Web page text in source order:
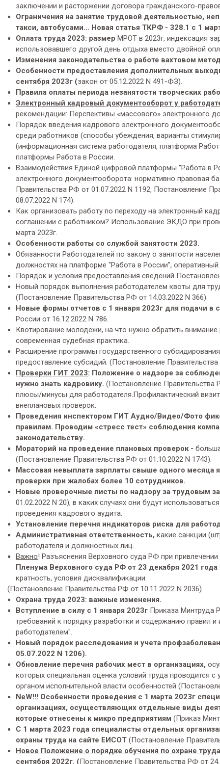
заключении и расторжении договора гражданского-
Ограничения на занятие трудовой деятельностью,
такси, автобусами… Новая статья ТКРФ - 328.1 с 1
Оплата труда 2023: размер МРОТ в 2023г, индексация
использовавшего другой день отдыха вместо двойной
Изменения законодательства о работе вахтовом
Особенности предоставления дополнительных
сентября 2023г (закон от 05.12.2022 N 491-ФЗ).
Правила оплаты периода незанятости творческих
Электронный кадровый документооборот у
рекомендации: Перспективы «массового» электронного
Порядок введения кадрового электронного
среди работников (способы убеждения, варианты
(информационная система работодателя, платформа
платформы Работа в России.
Взаимодействия Единой цифровой платформы "Работа в
электронного документооборота: нормативно правовая
Правительства РФ от 01.07.2022 N 1192, Постановление
08.07.2022 N 174).
Как организовать работу по переходу на электронный
cоглашении с работником? Использование ЭКДО при
марта 2023г.
Особенности работы со службой занятости 2023.
Обязанности Работодателей по закону о занятости
должностях на платформе "Работа в России",
Порядок и условия предоставления сведений
Новый порядок выполнения работодателем квоты для
(Постановление Правительства РФ от 14.03.2022 N 366).
Новые формы отчетов с 1 января 2023г для подачи в
России от 16.12.2022 N 786.
Квотирование молодежи, на что нужно обратить
современная судебная практика.
Расширение программы государственного
предоставление субсидий. (Постановление
Проверки ГИТ 2023: Положение о надзоре за
нужно знать кадровику. (Постановление Правительства
плюсы/минусы для работодателя.Профилактический
внеплановых проверок.
Проведения инспектором ГИТ Аудио/Видео/Фото
правилам. Проводим «стресс тест» соблюдения
законодательству.
Мораторий на проведение плановых проверок -
(Постановление Правительства РФ от 01.10.2022 N 1743).
Массовая невыплата зарплаты свыше одного месяца
проверки при жалобах более 10 сотрудников.
Новые проверочные листы по надзору за трудовым
01.02.2022 N 20), в каких случаях они будут
проведения кадрового аудита.
Установление перечня индикаторов риска для
Административная ответственность, какие санкции
работодателя и должностных лиц.
Важно! Разъяснения Верховного суда РФ при
Пленума Верховного суда РФ от 23 декабря 2021
кратность, условия дисквалификации.
(Постановление Правительства РФ от 10.11.2022 N 2036).
Охрана труда 2023: важные изменения.
Вступление в силу с 1 января 2023г Приказа Минтруда
требований к порядку разработки и содержанию правил
работодателем".
Новый порядок расследования и учета
05.07.2022 N 1206).
Обновление перечня рабочих мест в организациях,
которых специальная оценка условий труда проводится
органом исполнительной власти особенностей
NeW!!! Особенности проведения с 1 марта 2023г
организациях, осуществляющих отдельные виды
которые отнесены к микро предприятиям (Приказ
С 1 марта 2023 года специалисты отдельных
охраны труда на сайте ЕИСОТ (Постановление
Новое Положение о порядке обучения по охране
сентября 2022г. (Постановление Правительства РФ от